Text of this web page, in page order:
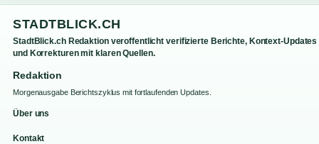
STADTBLICK.CH
StadtBlick.ch Redaktion veroffentlicht verifizierte Berichte, Kontext-Updates
und Korrekturen mit klaren Quellen.
Redaktion
Morgenausgabe Berichtszyklus mit fortlaufenden Updates.
Über uns
Kontakt